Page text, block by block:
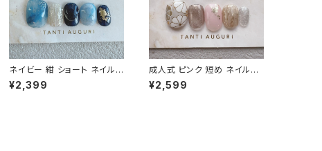
ネイビー 紺 ショート ネイルチ
ップ 青系 ブルー系 群青 春
夏 秋 冬 短め 小さめ 通販サ
¥2,399
成人式 ピンク 短め ネイルチ
ップ ベリーショート 小さめ 和
柄 着物 振袖用 和風 前撮り
¥2,599